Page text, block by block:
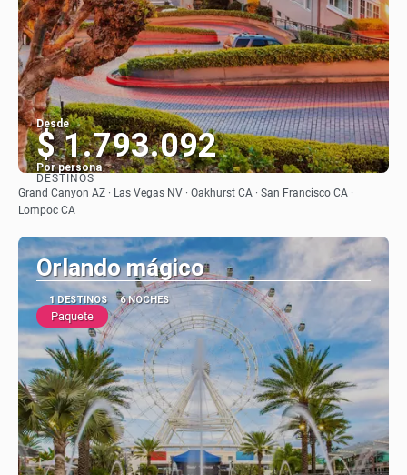
Desde
$ 1.793.092
Por persona
Ver
DESTINOS
Grand Canyon AZ · Las Vegas NV · Oakhurst CA · San Francisco CA ·
Lompoc CA
Orlando mágico
1 DESTINOS 6 NOCHES
Paquete